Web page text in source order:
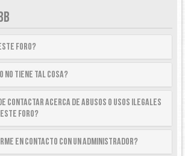
foro?
no tiene tal cosa?
contactar acerca de abusos o usos ilegales
foro?
en contacto con un Administrador?